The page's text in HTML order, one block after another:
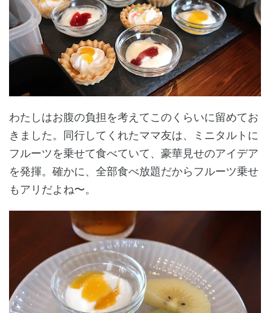
わたしはお腹の負担を考えてこのくらいに留めてお
きました。同行してくれたママ友は、ミニタルトに
フルーツを乗せて食べていて、豪華見せのアイデア
を発揮。確かに、全部食べ放題だからフルーツ乗せ
もアリだよね〜。